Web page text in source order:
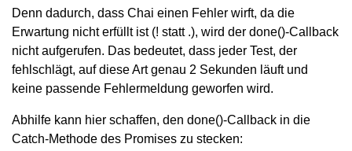
Denn dadurch, dass Chai einen Fehler wirft, da die
Erwartung nicht erfüllt ist (! statt .), wird der done()-Callback
nicht aufgerufen. Das bedeutet, dass jeder Test, der
fehlschlägt, auf diese Art genau 2 Sekunden läuft und
keine passende Fehlermeldung geworfen wird.
Abhilfe kann hier schaffen, den done()-Callback in die
Catch-Methode des Promises zu stecken: